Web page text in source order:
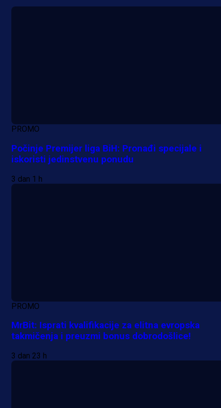
PROMO
Počinje Premijer liga BiH: Pronađi specijale i
iskoristi jedinstvenu ponudu
3 dan 1 h
PROMO
MrBit: Isprati kvalifikacije za elitna evropska
takmičenja i preuzmi bonus dobrodošlice!
3 dan 23 h